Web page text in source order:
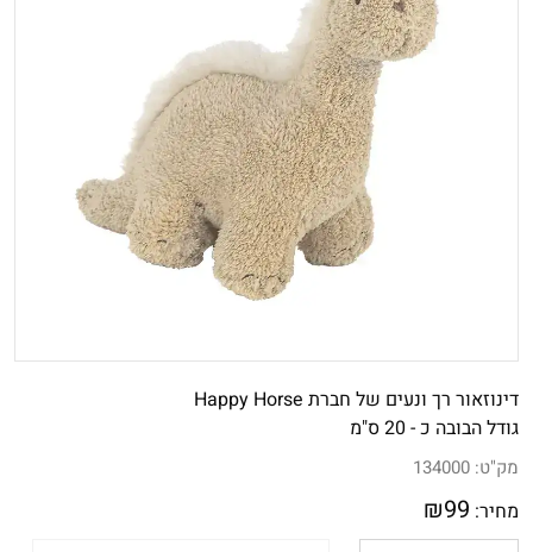
דינוזאור רך ונעים של חברת Happy Horse
גודל הבובה כ - 20 ס"מ
מק"ט: 134000
מחיר: ₪99